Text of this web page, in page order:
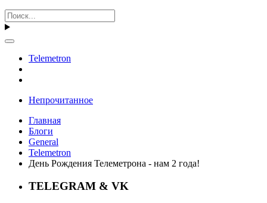
Telemetron
Непрочитанное
Главная
Блоги
General
Telemetron
День Рождения Телеметрона - нам 2 года!
TELEGRAM & VK